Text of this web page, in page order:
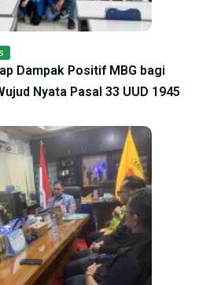
Dampak Positif MBG bagi
Nyata Pasal 33 UUD 1945